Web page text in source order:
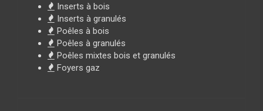
Inserts à bois
Inserts à granulés
Poêles à bois
Poêles à granulés
Poêles mixtes bois et granulés
Foyers gaz